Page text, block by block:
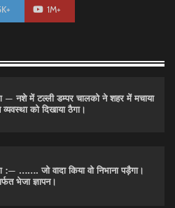
1M+
— नशे में टल्ली डम्पर चालको ने शहर में मचाया
को दिखाया ठैगा।
:— ……. जो वादा किया वो निभाना पड़ैगा।
भेजा ज्ञापन।